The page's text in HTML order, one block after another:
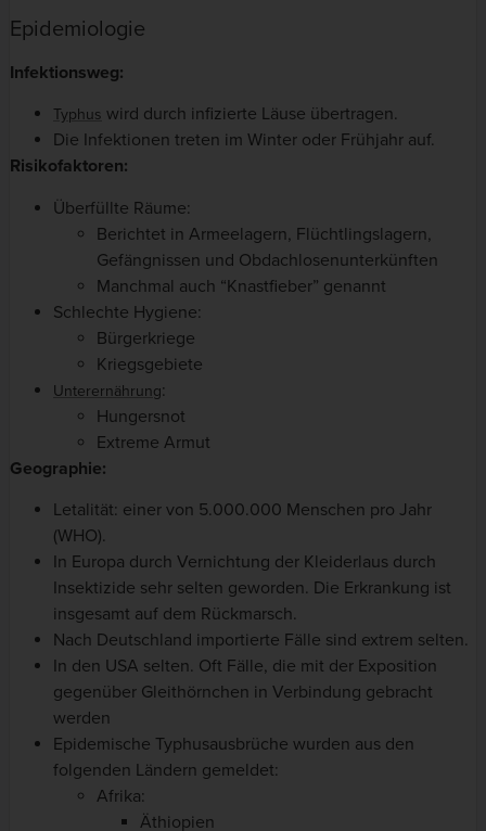
Epidemiologie
Infektionsweg:
Typhus wird durch infizierte Läuse übertragen.
Die Infektionen treten im Winter oder Frühjahr auf.
Risikofaktoren:
Überfüllte Räume:
Berichtet in Armeelagern, Flüchtlingslagern,
Gefängnissen und Obdachlosenunterkünften
Manchmal auch “Knastfieber” genannt
Schlechte Hygiene:
Bürgerkriege
Kriegsgebiete
Unterernährung:
Hungersnot
Extreme Armut
Geographie:
Letalität: einer von 5.000.000 Menschen pro Jahr
(WHO).
In Europa durch Vernichtung der Kleiderlaus durch
Insektizide sehr selten geworden. Die Erkrankung ist
insgesamt auf dem Rückmarsch.
Nach Deutschland importierte Fälle sind extrem selten.
In den USA selten. Oft Fälle, die mit der Exposition
gegenüber Gleithörnchen in Verbindung gebracht
werden
Epidemische Typhusausbrüche wurden aus den
folgenden Ländern gemeldet:
Afrika:
Äthiopien